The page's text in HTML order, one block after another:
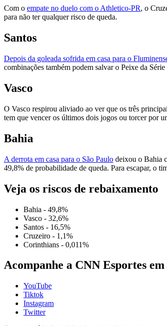
Com o empate no duelo com o Athletico-PR, o
para não ter qualquer risco de queda.
Santos
Depois da goleada sofrida em casa para o
combinações também podem salvar o Peixe da Série
Vasco
O Vasco respirou aliviado ao ver que os três
tem que vencer os últimos dois jogos ou torcer por
Bahia
A derrota em casa para o São Paulo deixou o Bahia
49,8% de probabilidade de queda. Para escapar, o
Veja os riscos de rebaixamento
Bahia - 49,8%
Vasco - 32,6%
Santos - 16,5%
Cruzeiro - 1,1%
Corinthians - 0,011%
Acompanhe a CNN Esportes
YouTube
Tiktok
Instagram
Twitter